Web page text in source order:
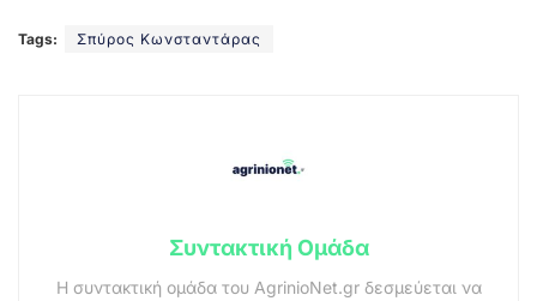
Tags: Σπύρος Κωνσταντάρας
Συντακτική Ομάδα
Η συντακτική ομάδα του AgrinioNet.gr δεσμεύεται να